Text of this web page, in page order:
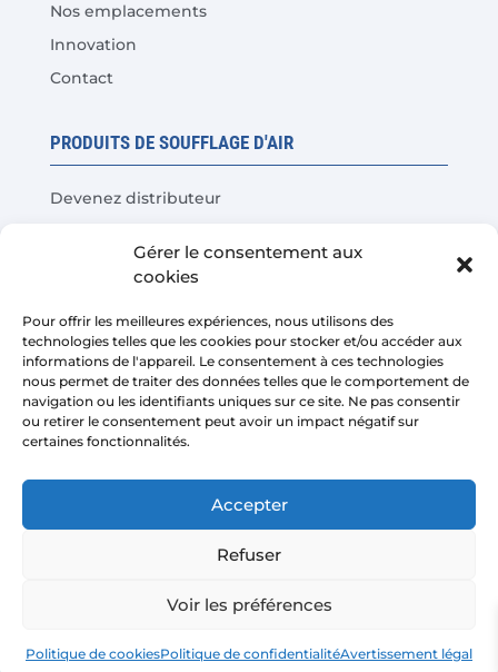
Gérer le consentement aux
cookies
Pour offrir les meilleures expériences, nous utilisons des
technologies telles que les cookies pour stocker et/ou accéder aux
informations de l'appareil. Le consentement à ces technologies
nous permet de traiter des données telles que le comportement de
navigation ou les identifiants uniques sur ce site. Ne pas consentir
ou retirer le consentement peut avoir un impact négatif sur
certaines fonctionnalités.
Accepter
Refuser
Voir les préférences
Politique de cookiesPolitique de confidentialitéAvertissement légal
Nos emplacements
Innovation
Contact
PRODUITS DE SOUFFLAGE D'AIR
Devenez distributeur
Questions fréquentes
LÉGAL
Avis juridique
Politique de confidentialité
Conditions de vente de la plateforme
Copyright © 2026 | AIRMASTERS TECHNOLOGY SL